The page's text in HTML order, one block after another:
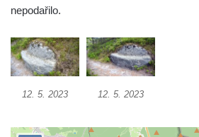
Socha Mamut srstnatý v ZOO Hluboká
Socha Orel v ZOO Hluboká
Socha Vydry si hrají v ZOO Hluboká
Socha Lišky v ZOO Hluboká
nepodařilo.
12. 5. 2023 12. 5. 2023